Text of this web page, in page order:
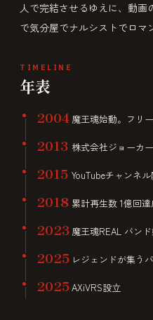
人で完結させるゆえに、動画
で気分屋でナルシストでロマ
TIMELINE
年表
2004 魔王魂始動。フリ
2013 株式会社ジョーカ
2015 YouTubeチャンネル
2018 累計再生数 1億回達
2023 魔王魂REAL バンド
2025 レジェンドが集う
2025AXiVRS設立